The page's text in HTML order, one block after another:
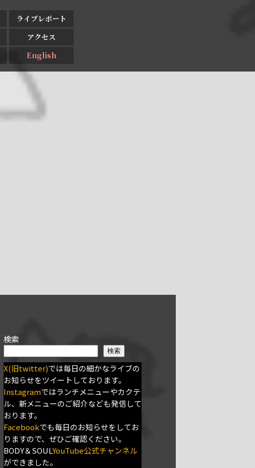
ライブレポート
アクセス
English
検索
検索
X(旧twitter)では毎日の細かなライブの
お知らせをツイートしております。
Instagramではランチメニューやカクテ
ル、新メニューのご紹介なども発信して
おります。
Facebookでも毎日のお知らせをしてお
りますので、ぜひご確認ください。
BODY＆SOULYouTube公式チャンネル
ができました。